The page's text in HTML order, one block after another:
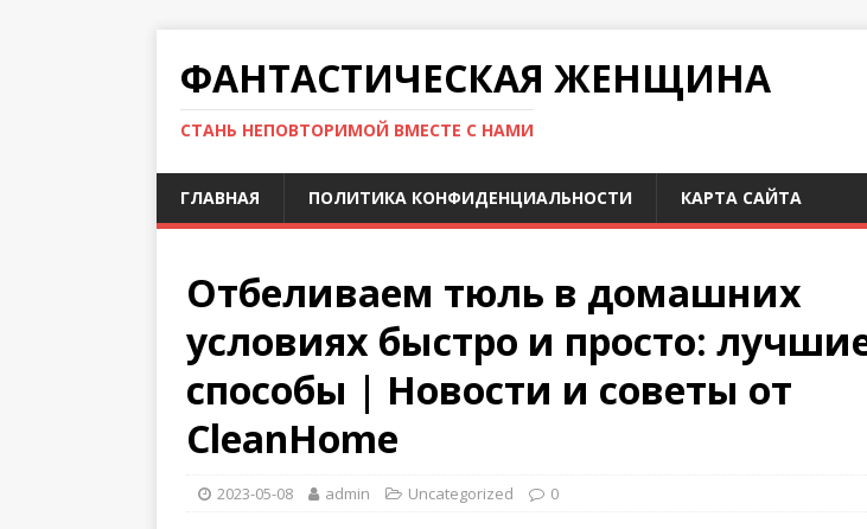
ФАНТАСТИЧЕСКАЯ ЖЕНЩИНА
СТАНЬ НЕПОВТОРИМОЙ ВМЕСТЕ С НАМИ
ГЛАВНАЯ ПОЛИТИКА КОНФИДЕНЦИАЛЬНОСТИ КАРТА САЙТА
Отбеливаем тюль в домашних
условиях быстро и просто:
способы | Новости и советы от
CleanHome
2023-05-08 admin Uncategorized 0